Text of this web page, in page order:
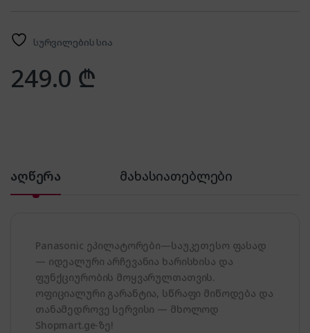
სურვილების სია
249.0 ₾
აღწერა მახასიათებლები
Panasonic ეპილატორები—საუკეთესო ფასად
— იდეალური არჩევანია ხარისხისა და
ფუნქციურობის მოყვარულთათვის.
ოფიციალური გარანტია, სწრაფი მიწოდება და
თანამედროვე სერვისი — მხოლოდ
Shopmart.ge-ზე!